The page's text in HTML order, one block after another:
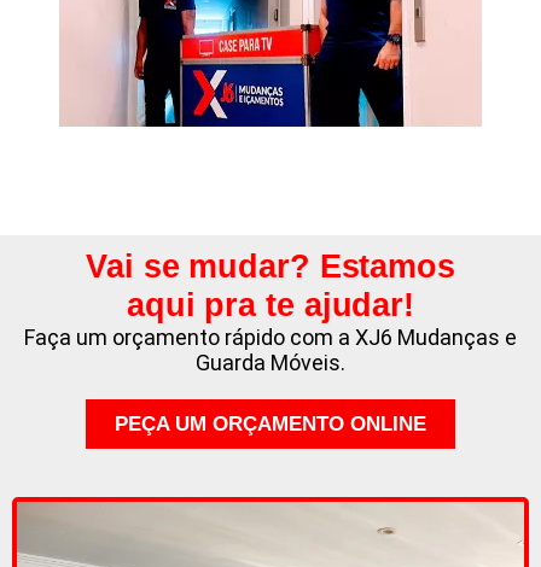
Vai se mudar? Estamos
aqui pra te ajudar!
Faça um orçamento rápido com a XJ6 Mudanças e
Guarda Móveis.
PEÇA UM ORÇAMENTO ONLINE